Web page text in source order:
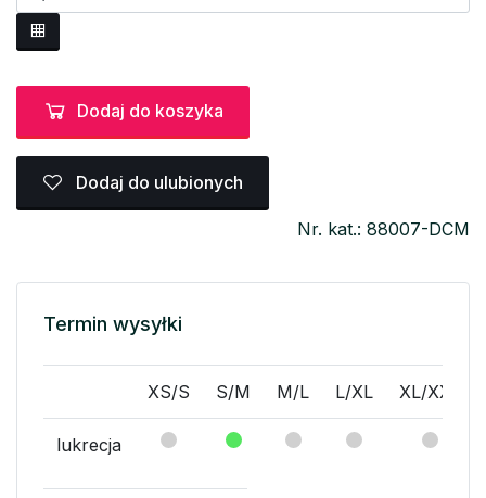
Dodaj do koszyka
Dodaj do ulubionych
Nr. kat.: 88007-DCM
Termin wysyłki
XS/S S/M M/L L/XL XL/XXL
lukrecja